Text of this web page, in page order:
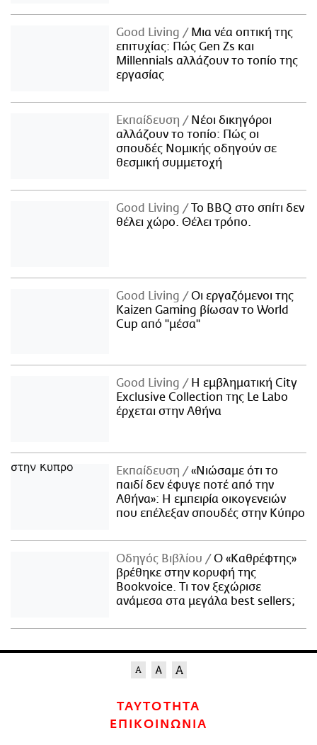
Good Living
Μια νέα οπτική της
επιτυχίας: Πώς Gen Zs και
Millennials αλλάζουν το τοπίο της
εργασίας
Εκπαίδευση
Νέοι δικηγόροι
αλλάζουν το τοπίο: Πώς οι
σπουδές Νομικής οδηγούν σε
θεσμική συμμετοχή
Good Living
Το BBQ στο σπίτι δεν
θέλει χώρο. Θέλει τρόπο.
Good Living
Οι εργαζόμενοι της
Kaizen Gaming βίωσαν το World
Cup από "μέσα"
Good Living
Η εμβληματική City
Exclusive Collection της Le Labo
έρχεται στην Αθήνα
Εκπαίδευση
«Νιώσαμε ότι το
παιδί δεν έφυγε ποτέ από την
Αθήνα»: Η εμπειρία οικογενειών
που επέλεξαν σπουδές στην Κύπρο
Οδηγός Βιβλίου
Ο «Καθρέφτης»
βρέθηκε στην κορυφή της
Bookvoice. Τι τον ξεχώρισε
ανάμεσα στα μεγάλα best sellers;
ΤΑΥΤΟΤΗΤΑ
ΕΠΙΚΟΙΝΩΝΙΑ